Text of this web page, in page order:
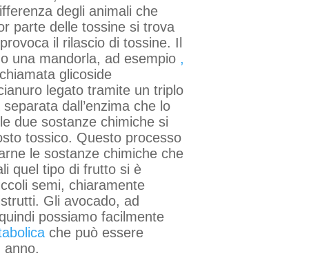
degli animali che
parte delle tossine si trova
il rilascio di tossine. Il
una mandorla, ad esempio ,
glicoside
legato tramite un triplo
dall’enzima che lo
due sostanze chimiche si
tossico. Questo processo
le sostanze chimiche che
quel tipo di frutto si è
semi, chiaramente
Gli avocado, ad
possiamo facilmente
che può essere
anno.